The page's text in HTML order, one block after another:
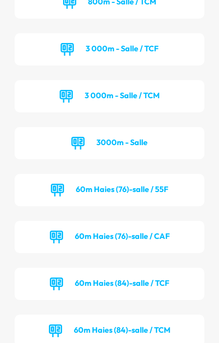
3 000m - Salle / TCF
3 000m - Salle / TCM
3000m - Salle
60m Haies (76)-salle / 55F
60m Haies (76)-salle / CAF
60m Haies (84)-salle / TCF
60m Haies (84)-salle / TCM